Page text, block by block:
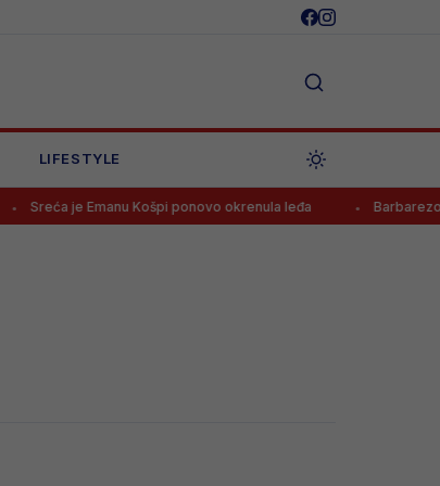
LIFESTYLE
Sreća je Emanu Košpi ponovo okrenula leđa